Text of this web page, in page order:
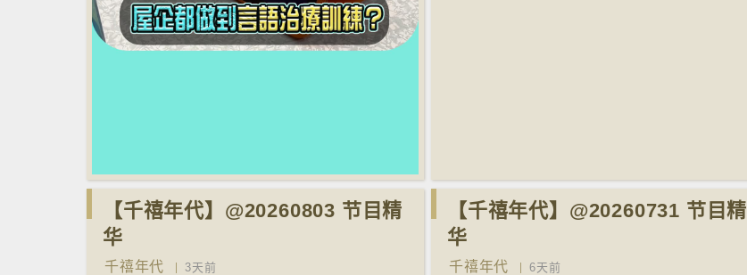
【千禧年代】@20260803 节目精
华
千禧年代 3天前
【千禧年代】@20260731 节目精
华
千禧年代 6天前